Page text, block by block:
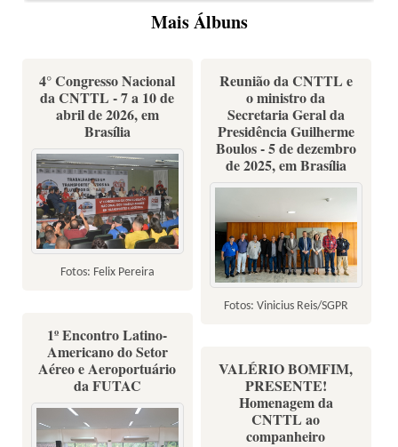
Mais Álbuns
4° Congresso Nacional
da CNTTL - 7 a 10 de
abril de 2026, em
Brasília
Fotos: Felix Pereira
Reunião da CNTTL e
o ministro da
Secretaria Geral da
Presidência Guilherme
Boulos - 5 de dezembro
de 2025, em Brasília
Fotos: Vinicius Reis/SGPR
1º Encontro Latino-
Americano do Setor
Aéreo e Aeroportuário
da FUTAC
VALÉRIO BOMFIM,
PRESENTE!
Homenagem da
CNTTL ao
companheiro